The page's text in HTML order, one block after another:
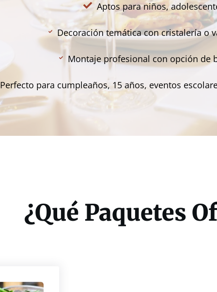
Aptos para niños,
Decoración temática con cristalería o
Montaje profesional con opción de
Perfecto para cumpleaños, 15 años, eventos
¿Qué Paquetes